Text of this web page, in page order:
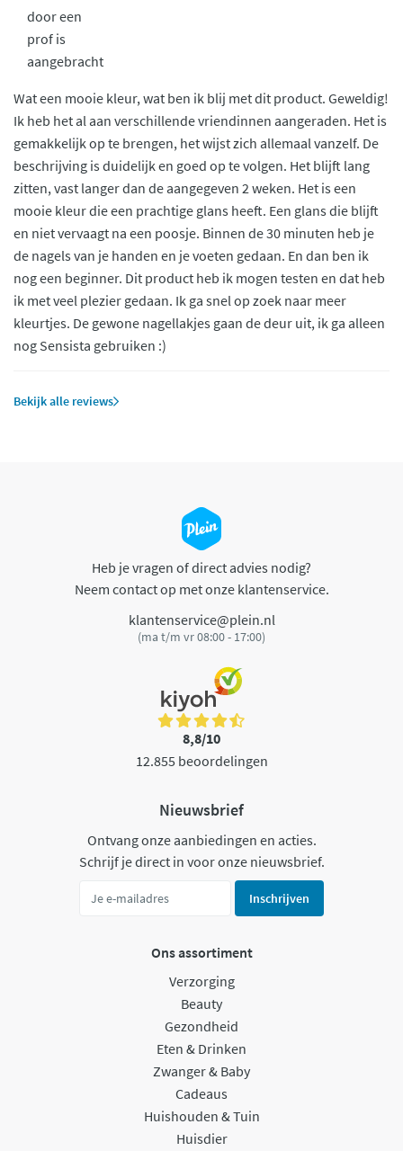
door een
prof is
aangebracht
Wat een mooie kleur, wat ben ik blij met dit product. Geweldig!
Ik heb het al aan verschillende vriendinnen aangeraden. Het is
gemakkelijk op te brengen, het wijst zich allemaal vanzelf. De
beschrijving is duidelijk en goed op te volgen. Het blijft lang
zitten, vast langer dan de aangegeven 2 weken. Het is een
mooie kleur die een prachtige glans heeft. Een glans die blijft
en niet vervaagt na een poosje. Binnen de 30 minuten heb je
de nagels van je handen en je voeten gedaan. En dan ben ik
nog een beginner. Dit product heb ik mogen testen en dat heb
ik met veel plezier gedaan. Ik ga snel op zoek naar meer
kleurtjes. De gewone nagellakjes gaan de deur uit, ik ga alleen
nog Sensista gebruiken :)
Bekijk alle reviews
Heb je vragen of direct advies nodig?
Neem contact op met onze klantenservice.
klantenservice@plein.nl
(ma t/m vr 08:00 - 17:00)
8,8/10
12.855 beoordelingen
Nieuwsbrief
Ontvang onze aanbiedingen en acties.
Schrijf je direct in voor onze nieuwsbrief.
Inschrijven
Ons assortiment
Verzorging
Beauty
Gezondheid
Eten & Drinken
Zwanger & Baby
Cadeaus
Huishouden & Tuin
Huisdier